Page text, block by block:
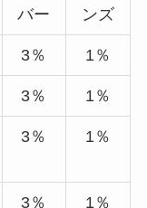
バー
ンズ
3％ 1％
3％ 1％
3％ 1％
3％ 1％